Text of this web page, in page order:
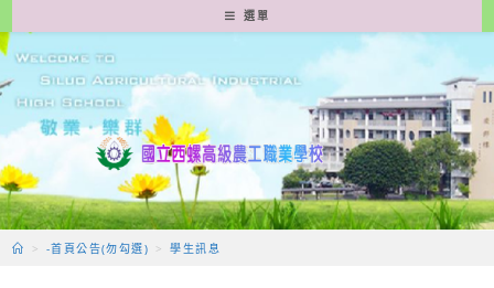
轉
至
要
容
選單
> -首頁公告(勿勾選) > 學生訊息